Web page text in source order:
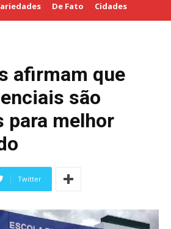
De Fato Cidades
afirmam que
são
para melhor
Twitter